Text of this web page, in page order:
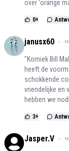
over 'orange
0+
janusx60
"Komiek Bill
heeft de
schokkende
vriendelijke en
hebben we
3+
Jasper.V